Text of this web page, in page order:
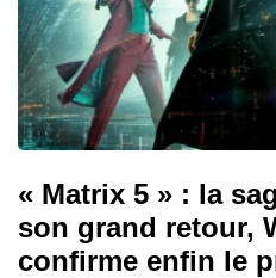
« Matrix 5 » : la
son grand retour,
confirme enfin le